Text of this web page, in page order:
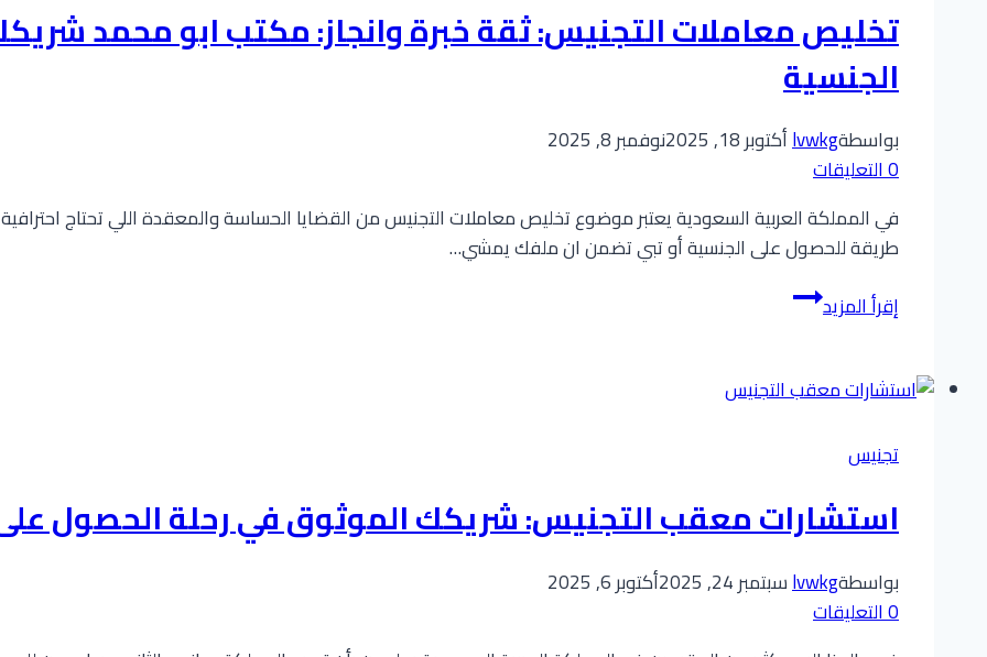
المحدثة
لعام
2025
مع
معقب
محترف
تخليص معاملات التجنيس: ثقة خبرة وانجاز: مكتب ابو محمد
الجنسية
بواسطةlvwkgأكتوبر 18, 2025
نوفمبر 8, 2025
0 التعليقات
في المملكة العربية السعودية يعتبر موضوع تخليص معاملات التجنيس من القضايا الحساسة والمعقدة اللي تحتاج
طريقة للحصول على الجنسية أو تبي تضمن ان ملفك يمشي…
إقرأ المزيدتخليص
معاملات
ثقة
ابو
محمد
الامثل
للحصول
تجنيس
استشارات معقب التجنيس: شريكك الموثوق في رحلة الحصول
بواسطةlvwkgسبتمبر 24, 2025
أكتوبر 6, 2025
0 التعليقات